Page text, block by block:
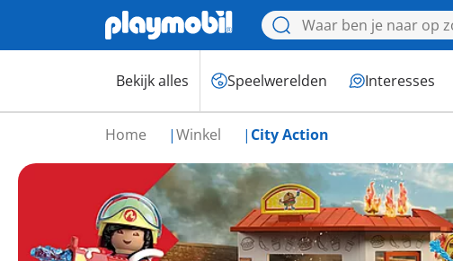
Bekijk alles Speelwerelden Interesses
Home Winkel City Action